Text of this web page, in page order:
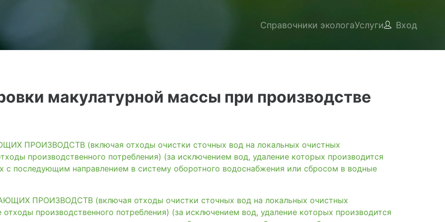
Справочники экологаУслуги Вход
макулатурной массы при производстве
ПРОИЗВОДСТВ (включая отходы очистки сточных вод на локальных очистных
производственного потребления) (за исключением вод, удаление которых производится
с последующим направлением в систему оборотного водоснабжения или сбросом в водные
ПРОИЗВОДСТВ (включая отходы очистки сточных вод на локальных очистных
производственного потребления) (за исключением вод, удаление которых производится